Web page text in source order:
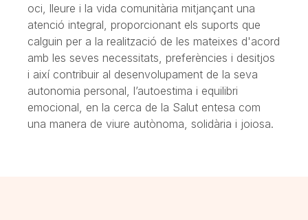
oci, lleure i la vida comunitària mitjançant una
atenció integral, proporcionant els suports que
calguin per a la realització de les mateixes d'acord
amb les seves necessitats, preferències i desitjos
i així contribuir al desenvolupament de la seva
autonomia personal, l’autoestima i equilibri
emocional, en la cerca de la Salut entesa com
una manera de viure autònoma, solidària i joiosa.